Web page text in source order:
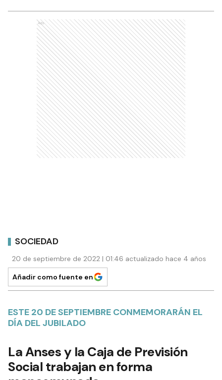
Ads
SOCIEDAD
20 de septiembre de 2022 | 01:46 actualizado hace 4 años
Añadir como fuente en
ESTE 20 DE SEPTIEMBRE CONMEMORARÁN EL
DÍA DEL JUBILADO
La Anses y la Caja de Previsión
Social trabajan en forma